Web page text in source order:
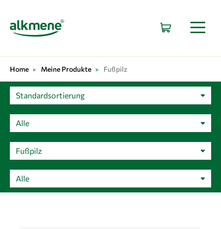
HAUPTNAVIGATION
Home ▸ Meine Produkte ▸ Fußpilz